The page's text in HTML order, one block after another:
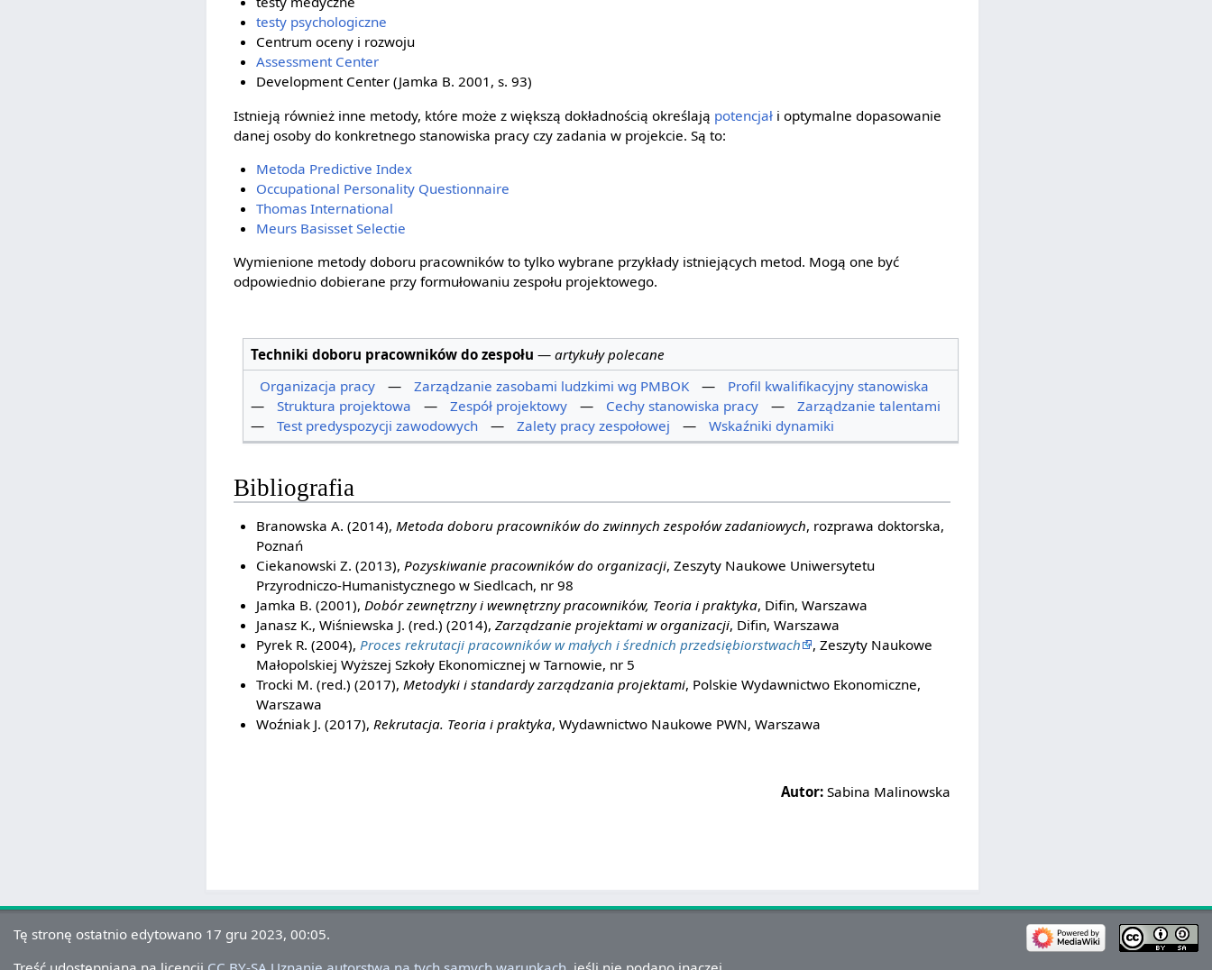
testy psychologiczne
Centrum oceny i rozwoju
Assessment Center
Development Center (Jamka B. 2001, s. 93)
Istnieją również inne metody, które może z większą dokładnością określają potencjał i optymalne dopasowanie
danej osoby do konkretnego stanowiska pracy czy zadania w projekcie. Są to:
Metoda Predictive Index
Occupational Personality Questionnaire
Thomas International
Meurs Basisset Selectie
Wymienione metody doboru pracowników to tylko wybrane przykłady istniejących metod. Mogą one być
odpowiednio dobierane przy formułowaniu zespołu projektowego.
Techniki doboru pracowników do zespołu — artykuły polecane
Organizacja pracy
— Zarządzanie zasobami ludzkimi wg PMBOK —
Profil kwalifikacyjny stanowiska
—
Struktura projektowa — Zespół projektowy — Cechy stanowiska pracy —
Zarządzanie talentami
—
Test predyspozycji zawodowych — Zalety pracy zespołowej — Wskaźniki dynamiki
Bibliografia
Branowska A. (2014), Metoda doboru pracowników do zwinnych zespołów zadaniowych, rozprawa doktorska,
Poznań
Ciekanowski Z. (2013), Pozyskiwanie pracowników do organizacji, Zeszyty Naukowe Uniwersytetu
Przyrodniczo-Humanistycznego w Siedlcach, nr 98
Jamka B. (2001), Dobór zewnętrzny i wewnętrzny pracowników, Teoria i praktyka, Difin, Warszawa
Janasz K., Wiśniewska J. (red.) (2014), Zarządzanie projektami w organizacji, Difin, Warszawa
Pyrek R. (2004), Proces rekrutacji pracowników w małych i średnich przedsiębiorstwach
, Zeszyty Naukowe
Małopolskiej Wyższej Szkoły Ekonomicznej w Tarnowie, nr 5
Trocki M. (red.) (2017), Metodyki i standardy zarządzania projektami, Polskie Wydawnictwo Ekonomiczne,
Warszawa
Woźniak J. (2017), Rekrutacja. Teoria i praktyka, Wydawnictwo Naukowe PWN, Warszawa
Autor: Sabina Malinowska
Tę stronę ostatnio edytowano 17 gru 2023, 00:05.